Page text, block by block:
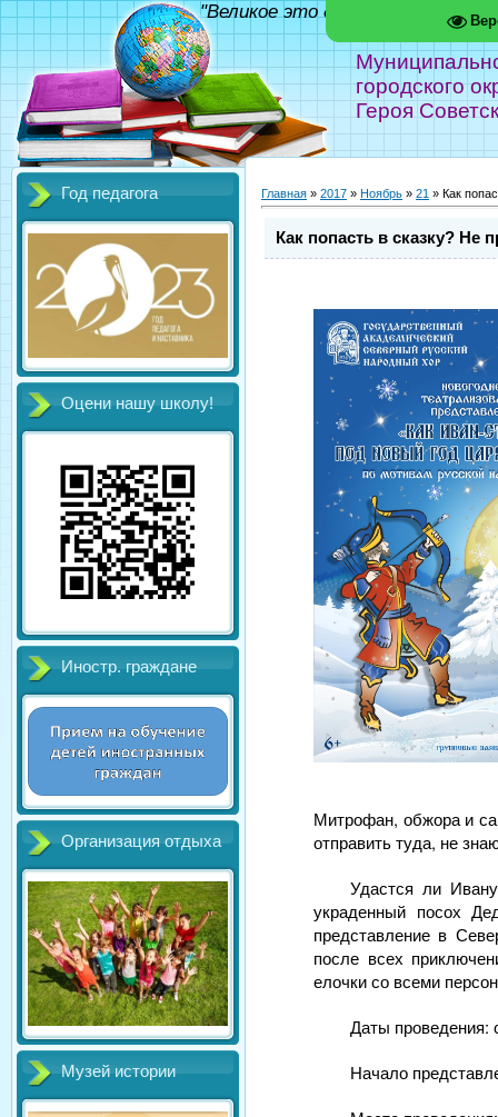
городского
Героя
"Великое это дело - школа!"
Год педагога
Оцени нашу школу!
Иностр. граждане
Организация отдыха
Музей истории
Главная » 2017 » Ноябрь » 21 » Как
Как попасть в сказку? Не
Митрофан, обжора и
отправить туда, не
Удастся ли
украденный посох
представление в
после всех
елочки со всеми
Даты проведения:
Начало